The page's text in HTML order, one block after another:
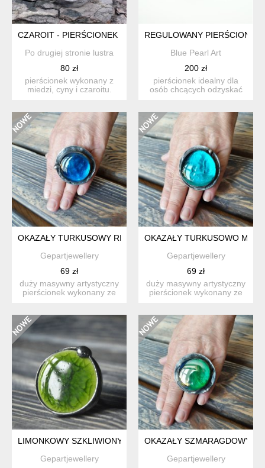
CZAROIT - PIERŚCIONEK REGULOWANY
Po drugiej stronie lustra
80 zł
pierścionek wykonany z
miedzi, cyny i czaroitu.
REGULOWANY
Blue Pearl Art
200 zł
pierścionek idealny dla
osób chcących odzyskać
OKAZAŁY TURKUSOWY REGULOWANY WITRAŻOWY
Gepartjewellery
69 zł
duży masywny artystyczny
pierścionek wykonany ze
OKAZAŁY TURKUSOWO
Gepartjewellery
69 zł
duży masywny artystyczny
pierścionek wykonany ze
LIMONKOWY SZKLIWIONY REGULOWANY WITRAŻOWY
Gepartjewellery
OKAZAŁY SZMARAGDOWY
Gepartjewellery